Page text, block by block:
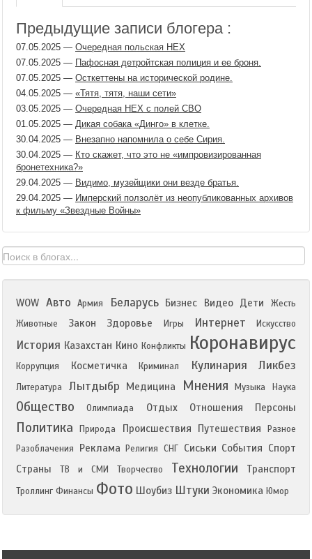
Предыдущие записи блогера :
07.05.2025 — Очередная польская НЕХ
07.05.2025 — Пафосная детройтская полиция и ее броня.
07.05.2025 — Осткеттены на исторической родине.
04.05.2025 — «Тятя, тятя, наши сети»
03.05.2025 — Очередная НЕХ с полей СВО
01.05.2025 — Дикая собака «Динго» в клетке.
30.04.2025 — Внезапно напомнила о себе Сирия.
30.04.2025 — Кто скажет, что это не «импровизированная
бронетехника?»
29.04.2025 — Видимо, музейщики они везде братья.
29.04.2025 — Имперский ползолёт из неопубликованных архивов
к фильму «Звездные Войны»
WOW Авто Армия Беларусь Бизнес Видео Дети
Жесть
Животные
Закон Здоровье Игры Интернет Искусство
История Казахстан Кино Конфликты Коронавирус
Коррупция Косметичка Криминал Кулинария Ликбез
Литература Лытдыбр Медицина Мнения Музыка Наука
Общество Олимпиада Отдых Отношения Персоны
Политика Природа Происшествия Путешествия
Разное
Разоблачения
Реклама Религия СНГ Сиськи События Спорт
Страны
ТВ и СМИ Творчество Технологии Транспорт
Троллинг Финансы Фото Шоубиз Штуки Экономика Юмор